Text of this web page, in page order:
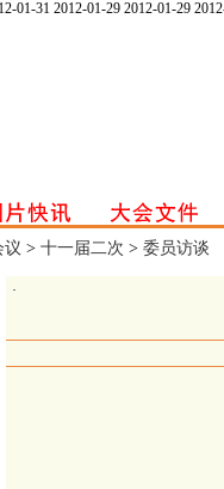
01-31 2012-01-29 2012-01-29
议 > 十一届二次 > 委员访谈
·